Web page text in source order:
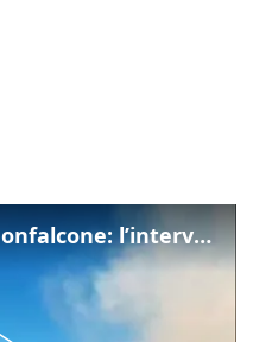
Incendio tra Duino e Monfalcone: l’intervento dei vigili del fuoco